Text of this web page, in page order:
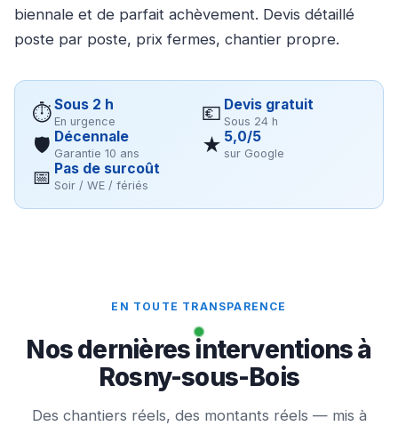
biennale et de parfait achèvement. Devis détaillé
poste par poste, prix fermes, chantier propre.
⏱Sous 2 h
En urgence 💶 Devis gratuit
Sous 24 h
🛡 Décennale
Garantie 10 ans ★ 5,0/5
sur Google
📅 Pas de surcoût
Soir / WE / fériés
EN TOUTE TRANSPARENCE
Nos dernières interventions à
Rosny-sous-Bois
Des chantiers réels, des montants réels — mis à